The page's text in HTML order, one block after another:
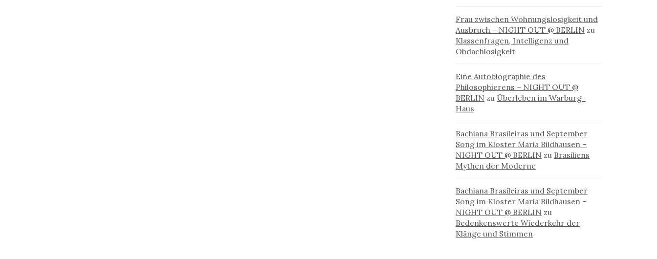
Frau zwischen Wohnungslosigkeit und
Ausbruch – NIGHT OUT @ BERLIN zu
Klassenfragen, Intelligenz und
Obdachlosigkeit
Eine Autobiographie des
Philosophierens – NIGHT OUT @
BERLIN zu Überleben im Warburg-
Haus
Bachiana Brasileiras und September
Song im Kloster Maria Bildhausen –
NIGHT OUT @ BERLIN zu Brasiliens
Mythen der Moderne
Bachiana Brasileiras und September
Song im Kloster Maria Bildhausen –
NIGHT OUT @ BERLIN zu
Bedenkenswerte Wiederkehr der
Klänge und Stimmen